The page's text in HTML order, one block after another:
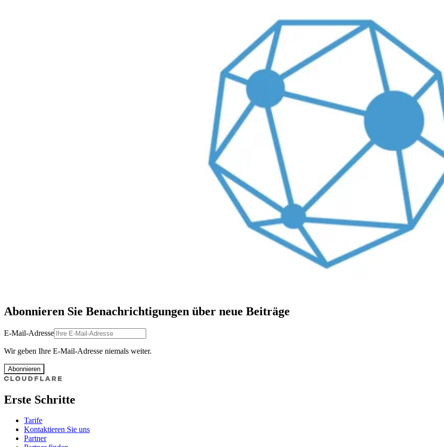
Abonnieren Sie Benachrichtigungen über neue Beiträge
E-Mail-Adresse
Wir geben Ihre E-Mail-Adresse niemals weiter.
Abonnieren
Erste Schritte
Tarife
Kontaktieren Sie uns
Partner